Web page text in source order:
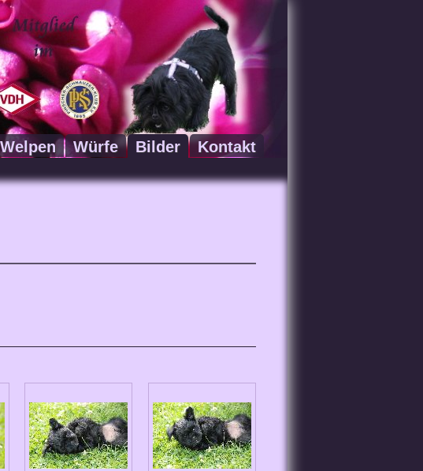
Welpen Würfe Bilder Kontakt